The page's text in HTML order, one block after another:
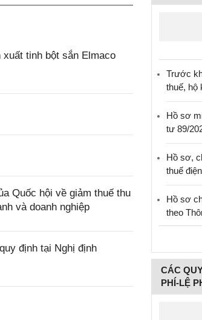
tinh bột sắn Elmaco
Quốc hội về giảm thuế thu
và doanh nghiệp
định tại Nghị định
Trước
thuế, hộ
Hồ sơ
tư 89/
Hồ sơ,
thuế
Hồ sơ
theo
CÁC
PHÍ-LỆ